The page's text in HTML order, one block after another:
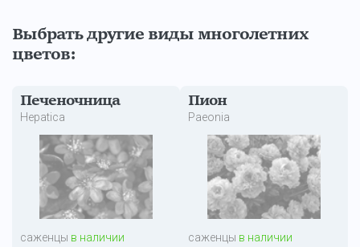
Выбрать другие виды многолетних
цветов:
Печеночница
Hepatica
саженцы в наличии
Пион
Paeonia
саженцы в наличии